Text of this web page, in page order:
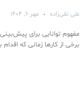
علی تقی‌زاده مهر ۶, ۱۴۰۴
مفهوم توانایی برای
برخی از کارها زمانی که